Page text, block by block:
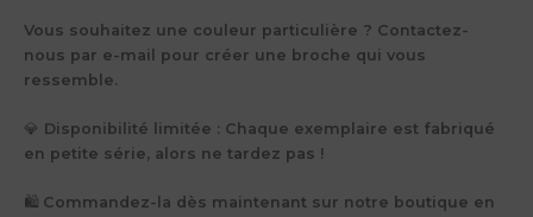
Vous souhaitez une couleur particulière ? Contactez-
nous par e-mail pour créer une broche qui vous
ressemble.
💎 Disponibilité limitée : Chaque exemplaire est fabriqué
en petite série, alors ne tardez pas !
🛍️ Commandez-la dès maintenant sur notre boutique en